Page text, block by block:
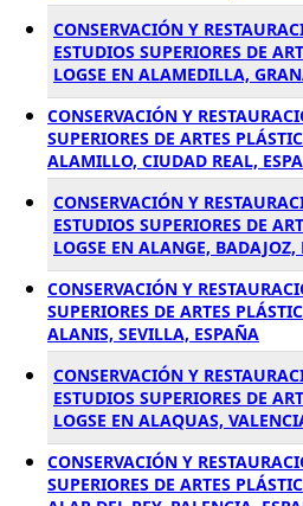
CONSERVACIÓN Y
ESTUDIOS SUPERIORES DE
LOGSE EN ALAMEDILLA,
CONSERVACIÓN Y
SUPERIORES DE ARTES
ALAMILLO, CIUDAD REAL,
CONSERVACIÓN Y
ESTUDIOS SUPERIORES DE
LOGSE EN ALANGE, BADAJOZ,
CONSERVACIÓN Y
SUPERIORES DE ARTES
ALANIS, SEVILLA, ESPAÑA
CONSERVACIÓN Y
ESTUDIOS SUPERIORES DE
LOGSE EN ALAQUAS,
CONSERVACIÓN Y
SUPERIORES DE ARTES